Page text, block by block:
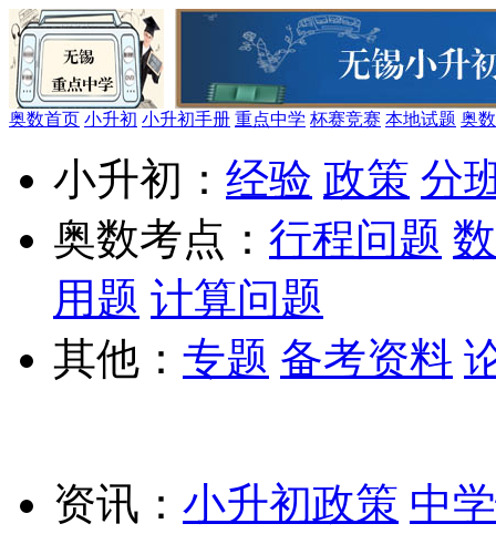
奥数首页 小升初 小升初手册 重点中学 杯赛竞赛 本地试题 奥
小升初： 经验 政策 分
奥数考点： 行程问题
用题 计算问题
其他： 专题 备考资料
资讯： 小升初政策 中